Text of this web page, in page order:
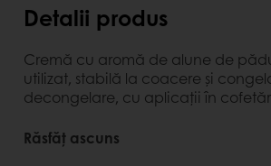
Detalii produs
Cremă cu aromă de alune de
utilizat, stabilă la coacere şi
decongelare, cu aplicaţii în
Răsfăț ascuns